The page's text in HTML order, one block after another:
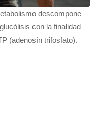
descompone
con la finalidad
(adenosín trifosfato).